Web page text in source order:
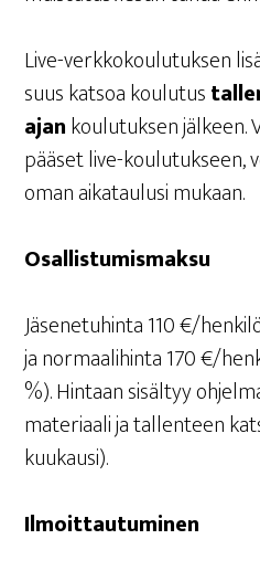
Live-verk­ko­kou­lu­tuk­sen
suus kat­soa kou­lu­tus
ajankou­lu­tuk­sen jäl­keen.
pää­set live-kou­lu­tuk­seen,
oman aika­tau­lusi mukaan.
Osal­lis­tu­mis­mak­su
Jäse­ne­tu­hin­ta 110 €/
ja nor­maa­li­hin­ta 170 €/
%). Hin­taan sisäl­tyy
mate­ri­aa­li ja tal­len­teen
kuukausi).
Ilmoit­tau­tu­mi­nen